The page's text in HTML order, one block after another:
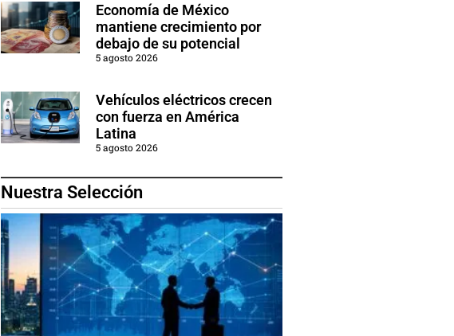
Economía de México
mantiene crecimiento por
debajo de su potencial
5 agosto 2026
Vehículos eléctricos crecen
con fuerza en América
Latina
5 agosto 2026
Nuestra Selección